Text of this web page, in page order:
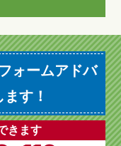
ォームアドバ
す！
きます